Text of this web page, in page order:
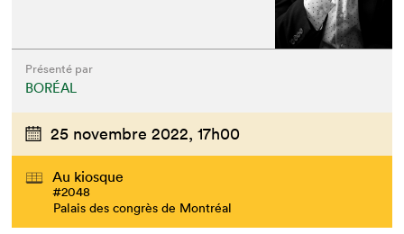
Présenté par
BORÉAL
25 novembre 2022, 17h00
Au kiosque
#2048
Palais des congrès de Montréal